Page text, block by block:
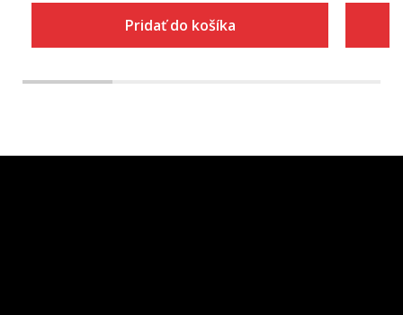
Pridať do košíka